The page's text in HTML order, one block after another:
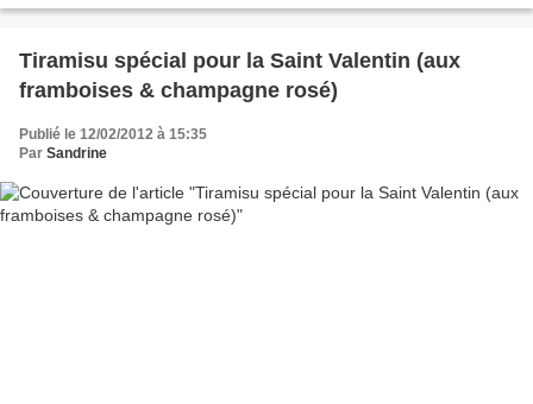
Tiramisu spécial pour la Saint Valentin (aux
framboises & champagne rosé)
Publié le 12/02/2012 à 15:35
Par Sandrine